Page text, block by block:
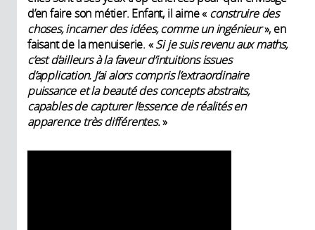
d’en faire son métier. Enfant, il aime « construire des
choses, incarner des idées, comme un ingénieur», en
faisant de la menuiserie. «Si je suis revenu aux maths,
c’est d’ailleurs à la faveur d’intuitions issues
d’application. J’ai alors compris l’extraordinaire
puissance et la beauté des concepts abstraits,
capables de capturer l’essence de réalités en
apparence très différentes.»